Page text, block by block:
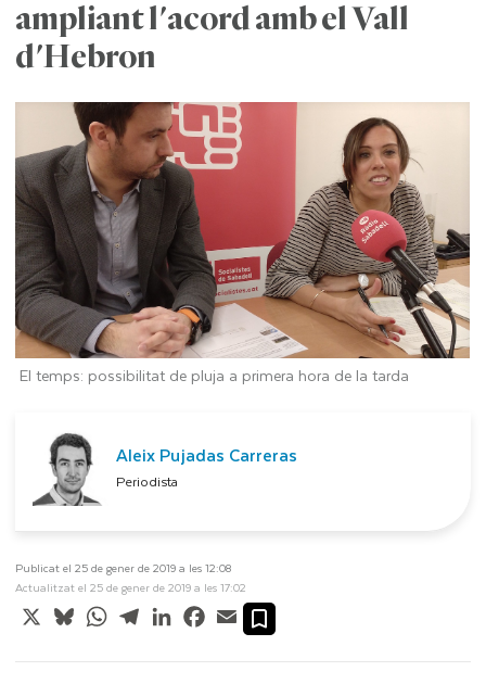
ampliant l'acord amb el Vall
d'Hebron
El temps: possibilitat de pluja a primera hora de la tarda
Aleix Pujadas Carreras
Periodista
Publicat el 25 de gener de 2019 a les 12:08
Actualitzat el 25 de gener de 2019 a les 17:02
X BlueskyWhatsApp
TelegramLinkedInFacebook
Email